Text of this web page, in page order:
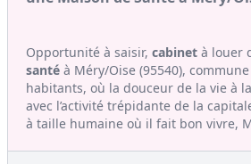
Opportunité à saisir, cabinet à louer
santé à Méry/Oise (95540),
habitants, où la douceur de la vie à
avec l’activité trépidante de la
à taille humaine où il fait bon vivre,